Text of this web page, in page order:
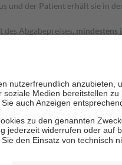
und der Patient erhält sie in
Abgabepreises, mindestens
und die besondere
der Fahrkosten
werden